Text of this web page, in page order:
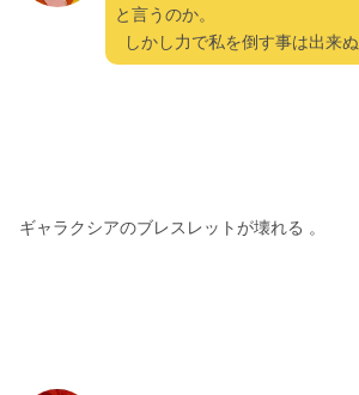
と言うのか。
  しかし力で私を倒す事は出来ぬ
ギャラクシアのブレスレットが壊れる 。